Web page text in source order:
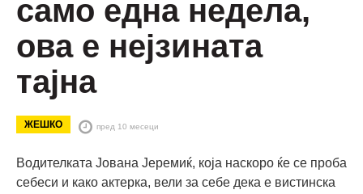
само една недела,
ова е нејзината
тајна
ЖЕШКО пред 10 месеци
Водителката Јована Јеремиќ, која наскоро ќе се проба
себеси и како актерка, вели за себе дека е вистинска